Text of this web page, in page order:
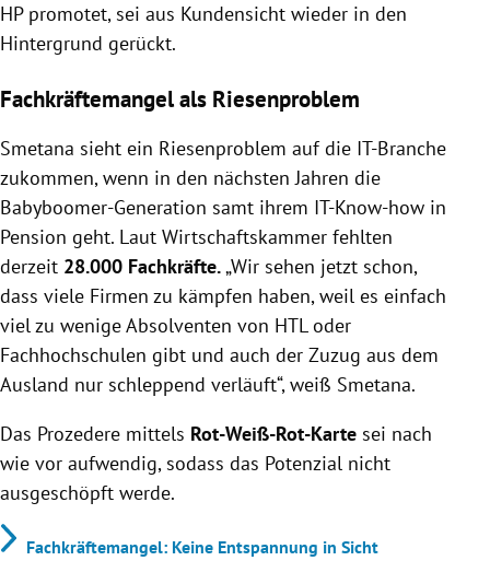
HP promotet, sei aus Kundensicht wieder in den
Hintergrund gerückt.
Fachkräftemangel als Riesenproblem
Smetana sieht ein Riesenproblem auf die IT-Branche
zukommen, wenn in den nächsten Jahren die
Babyboomer-Generation samt ihrem IT-Know-how in
Pension geht. Laut Wirtschaftskammer fehlten
derzeit 28.000 Fachkräfte.„Wir sehen jetzt schon,
dass viele Firmen zu kämpfen haben, weil es einfach
viel zu wenige Absolventen von HTL oder
Fachhochschulen gibt und auch der Zuzug aus dem
Ausland nur schleppend verläuft“, weiß Smetana.
Das Prozedere mittels Rot-Weiß-Rot-Karte sei nach
wie vor aufwendig, sodass das Potenzial nicht
ausgeschöpft werde.
Fachkräftemangel: Keine Entspannung in Sicht